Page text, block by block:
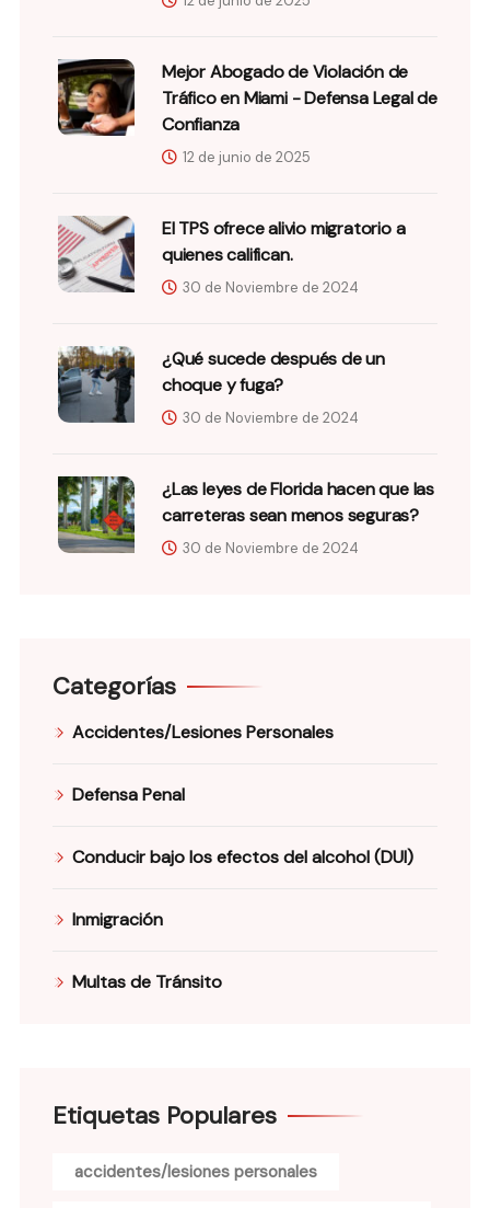
Mejor Abogado de Violación de
Tráfico en Miami - Defensa Legal de
Confianza
12 de junio de 2025
El TPS ofrece alivio migratorio a
quienes califican.
30 de Noviembre de 2024
¿Qué sucede después de un
choque y fuga?
30 de Noviembre de 2024
¿Las leyes de Florida hacen que las
carreteras sean menos seguras?
30 de Noviembre de 2024
Categorías
Accidentes/Lesiones Personales
Defensa Penal
Conducir bajo los efectos del alcohol (DUI)
Inmigración
Multas de Tránsito
Etiquetas Populares
accidentes/lesiones personales